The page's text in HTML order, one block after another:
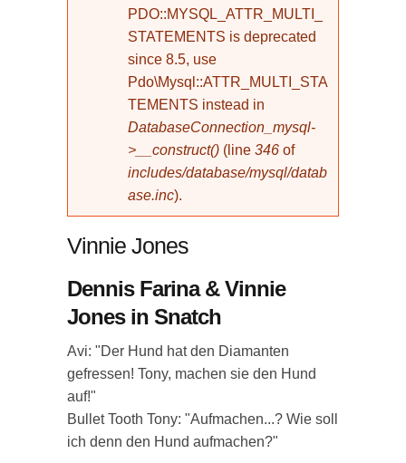
PDO::MYSQL_ATTR_MULTI_
STATEMENTS is deprecated
since 8.5, use
Pdo\Mysql::ATTR_MULTI_STA
TEMENTS instead in
DatabaseConnection_mysql-
>__construct() (line 346 of
includes/database/mysql/datab
ase.inc).
Vinnie Jones
Dennis Farina & Vinnie
Jones in Snatch
Avi: "Der Hund hat den Diamanten
gefressen! Tony, machen sie den Hund
auf!"
Bullet Tooth Tony: "Aufmachen...? Wie soll
ich denn den Hund aufmachen?"